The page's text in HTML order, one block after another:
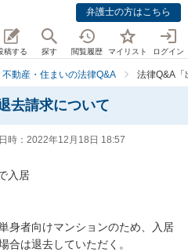
弁護士の方はこちら
稿する 探す 閲覧履歴 マイリスト ログイン
不動産・住まいの法律Q&A 法律Q&A「
去請求について
時： 2022年12月18日 18:57
入居
身者向けマンションのため、入居
合は退去していただく。